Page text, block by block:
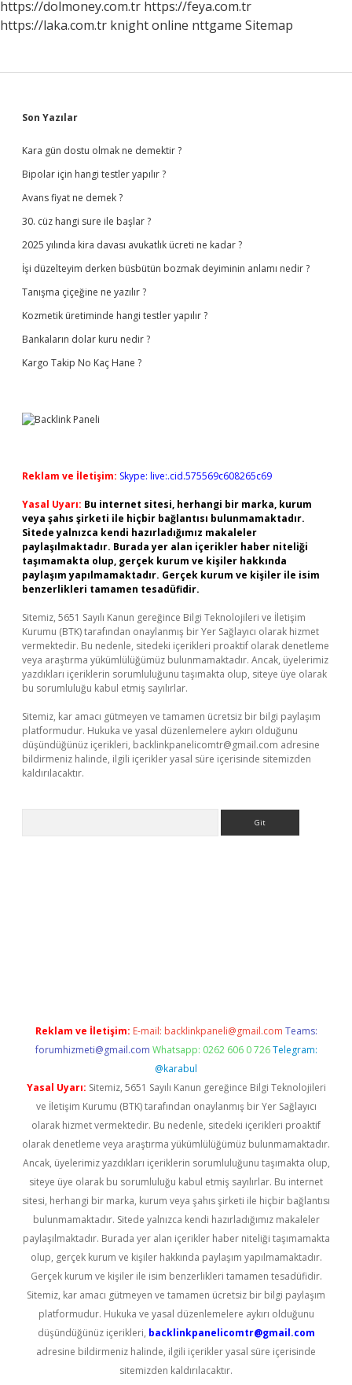
https://dolmoney.com.tr https://feya.com.tr
https://laka.com.tr knight online nttgame Sitemap
Sidebar
Son Yazılar
Kara gün dostu olmak ne demektir ?
Bipolar için hangi testler yapılır ?
Avans fiyat ne demek ?
30. cüz hangi sure ile başlar ?
2025 yılında kira davası avukatlık ücreti ne kadar ?
İşi düzelteyim derken büsbütün bozmak deyiminin anlamı nedir ?
Tanışma çiçeğine ne yazılır ?
Kozmetik üretiminde hangi testler yapılır ?
Bankaların dolar kuru nedir ?
Kargo Takip No Kaç Hane ?
Reklam ve İletişim: Skype: live:.cid.575569c608265c69
Yasal Uyarı: Bu internet sitesi, herhangi bir marka, kurum
veya şahıs şirketi ile hiçbir bağlantısı bulunmamaktadır.
Sitede yalnızca kendi hazırladığımız makaleler
paylaşılmaktadır. Burada yer alan içerikler haber niteliği
taşımamakta olup, gerçek kurum ve kişiler hakkında
paylaşım yapılmamaktadır. Gerçek kurum ve kişiler ile isim
benzerlikleri tamamen tesadüfidir.
Sitemiz, 5651 Sayılı Kanun gereğince Bilgi Teknolojileri ve İletişim
Kurumu (BTK) tarafından onaylanmış bir Yer Sağlayıcı olarak hizmet
vermektedir. Bu nedenle, sitedeki içerikleri proaktif olarak denetleme
veya araştırma yükümlülüğümüz bulunmamaktadır. Ancak, üyelerimiz
yazdıkları içeriklerin sorumluluğunu taşımakta olup, siteye üye olarak
bu sorumluluğu kabul etmiş sayılırlar.
Sitemiz, kar amacı gütmeyen ve tamamen ücretsiz bir bilgi paylaşım
platformudur. Hukuka ve yasal düzenlemelere aykırı olduğunu
düşündüğünüz içerikleri, backlinkpanelicomtr@gmail.com adresine
bildirmeniz halinde, ilgili içerikler yasal süre içerisinde sitemizden
kaldırılacaktır.
Reklam ve İletişim: E-mail: backlinkpaneli@gmail.com Teams:
forumhizmeti@gmail.com Whatsapp: 0262 606 0 726 Telegram:
@karabul
Yasal Uyarı: Sitemiz, 5651 Sayılı Kanun gereğince Bilgi Teknolojileri
ve İletişim Kurumu (BTK) tarafından onaylanmış bir Yer Sağlayıcı
olarak hizmet vermektedir. Bu nedenle, sitedeki içerikleri proaktif
olarak denetleme veya araştırma yükümlülüğümüz bulunmamaktadır.
Ancak, üyelerimiz yazdıkları içeriklerin sorumluluğunu taşımakta olup,
siteye üye olarak bu sorumluluğu kabul etmiş sayılırlar. Bu internet
sitesi, herhangi bir marka, kurum veya şahıs şirketi ile hiçbir bağlantısı
bulunmamaktadır. Sitede yalnızca kendi hazırladığımız makaleler
paylaşılmaktadır. Burada yer alan içerikler haber niteliği taşımamakta
olup, gerçek kurum ve kişiler hakkında paylaşım yapılmamaktadır.
Gerçek kurum ve kişiler ile isim benzerlikleri tamamen tesadüfidir.
Sitemiz, kar amacı gütmeyen ve tamamen ücretsiz bir bilgi paylaşım
platformudur. Hukuka ve yasal düzenlemelere aykırı olduğunu
düşündüğünüz içerikleri, backlinkpanelicomtr@gmail.com
adresine bildirmeniz halinde, ilgili içerikler yasal süre içerisinde
sitemizden kaldırılacaktır.